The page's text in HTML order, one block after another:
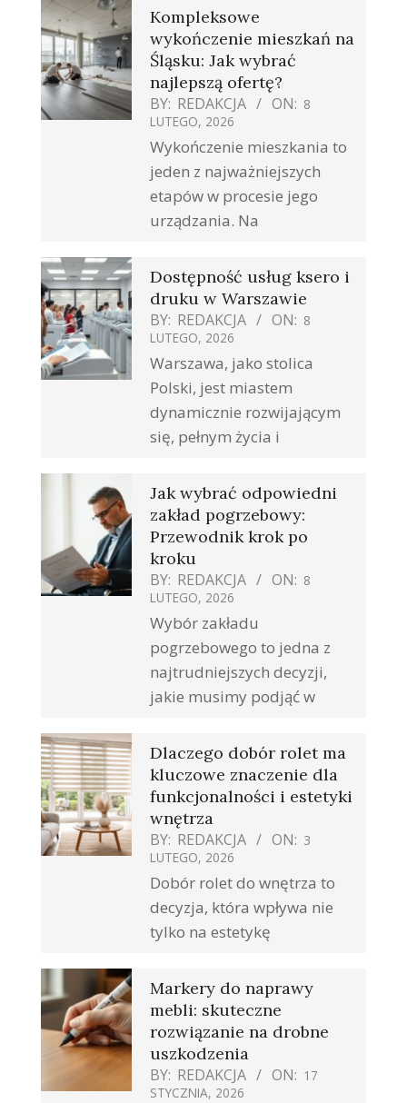
Kompleksowe
wykończenie mieszkań na
Śląsku: Jak wybrać
najlepszą ofertę?
BY: REDAKCJA ON: 8
LUTEGO, 2026
Wykończenie mieszkania to
jeden z najważniejszych
etapów w procesie jego
urządzania. Na
Dostępność usług ksero i
druku w Warszawie
BY: REDAKCJA ON: 8
LUTEGO, 2026
Warszawa, jako stolica
Polski, jest miastem
dynamicznie rozwijającym
się, pełnym życia i
Jak wybrać odpowiedni
zakład pogrzebowy:
Przewodnik krok po
kroku
BY: REDAKCJA ON: 8
LUTEGO, 2026
Wybór zakładu
pogrzebowego to jedna z
najtrudniejszych decyzji,
jakie musimy podjąć w
Dlaczego dobór rolet ma
kluczowe znaczenie dla
funkcjonalności i estetyki
wnętrza
BY: REDAKCJA ON: 3
LUTEGO, 2026
Dobór rolet do wnętrza to
decyzja, która wpływa nie
tylko na estetykę
Markery do naprawy
mebli: skuteczne
rozwiązanie na drobne
uszkodzenia
BY: REDAKCJA ON: 17
STYCZNIA, 2026